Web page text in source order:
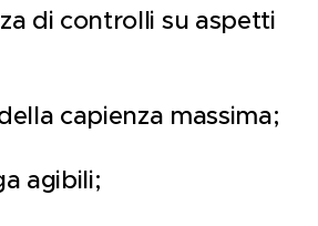
di controlli su aspetti
capienza massima;
agibili;